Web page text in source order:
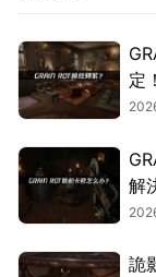
定！
解
詭